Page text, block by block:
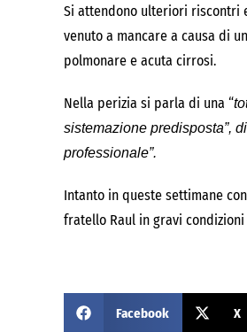
Si attendono ulteriori riscontri
venuto a mancare a causa di
polmonare e acuta cirrosi.
Nella perizia si parla di una “
sistemazione predisposta”,
professionale”.
Intanto in queste settimane
fratello Raul in gravi
Facebook X